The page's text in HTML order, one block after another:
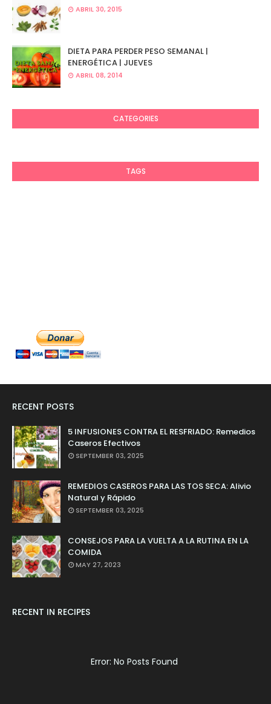
ABRIL 30, 2015
DIETA PARA PERDER PESO SEMANAL |
ENERGÉTICA | JUEVES
ABRIL 08, 2014
CATEGORIES
TAGS
RECENT POSTS
5 INFUSIONES CONTRA EL RESFRIADO: Remedios
Caseros Efectivos
SEPTEMBER 03, 2025
REMEDIOS CASEROS PARA LAS TOS SECA: Alivio
Natural y Rápido
SEPTEMBER 03, 2025
CONSEJOS PARA LA VUELTA A LA RUTINA EN LA
COMIDA
MAY 27, 2023
RECENT IN RECIPES
Error: No Posts Found